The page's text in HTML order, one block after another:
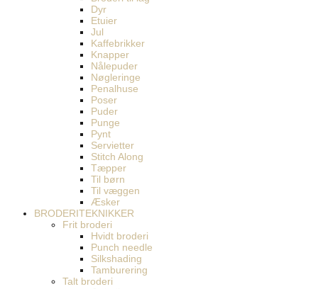
Dyr
Etuier
Jul
Kaffebrikker
Knapper
Nålepuder
Nøgleringe
Penalhuse
Poser
Puder
Punge
Pynt
Servietter
Stitch Along
Tæpper
Til børn
Til væggen
Æsker
BRODERITEKNIKKER
Frit broderi
Hvidt broderi
Punch needle
Silkshading
Tamburering
Talt broderi